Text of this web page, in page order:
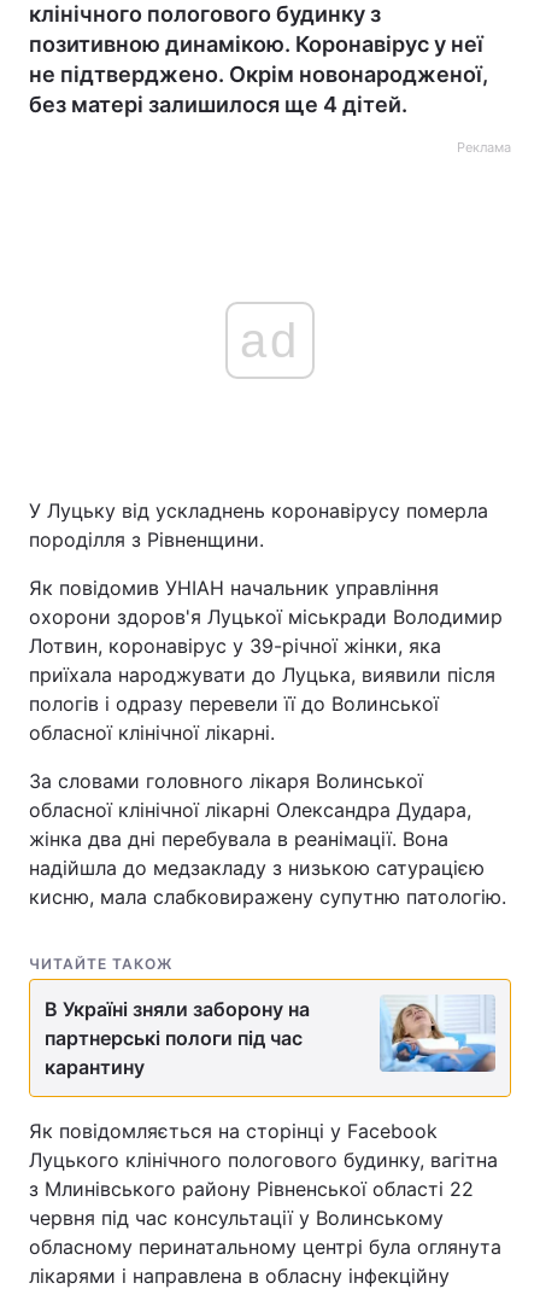
клінічного пологового будинку з
позитивною динамікою. Коронавірус у неї
не підтверджено. Окрім новонародженої,
без матері залишилося ще 4 дітей.
Реклама
ad
У Луцьку від ускладнень коронавірусу померла
породілля з Рівненщини.
Як повідомив УНІАН начальник управління
охорони здоров'я Луцької міськради Володимир
Лотвин, коронавірус у 39-річної жінки, яка
приїхала народжувати до Луцька, виявили після
пологів і одразу перевели її до Волинської
обласної клінічної лікарні.
За словами головного лікаря Волинської
обласної клінічної лікарні Олександра Дудара,
жінка два дні перебувала в реанімації. Вона
надійшла до медзакладу з низькою сатурацією
кисню, мала слабковиражену супутню патологію.
ЧИТАЙТЕ ТАКОЖ
В Україні зняли заборону на
партнерські пологи під час
карантину
Як повідомляється на сторінці у Facebook
Луцького клінічного пологового будинку, вагітна
з Млинівського району Рівненської області 22
червня під час консультації у Волинському
обласному перинатальному центрі була оглянута
лікарями і направлена в обласну інфекційну